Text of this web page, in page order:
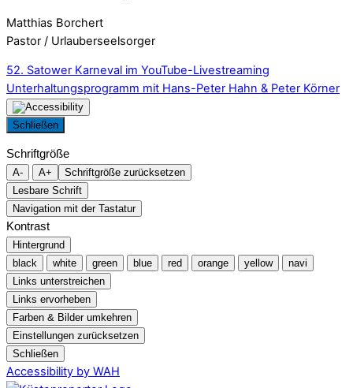
Matthias Borchert
Pastor / Urlauberseelsorger
52. Satower Karneval im YouTube-Livestreaming
Unterhaltungsprogramm mit Hans-Peter Hahn & Peter Körner
Schließen
Schriftgröße
A- A+
Schriftgröße zurücksetzen
Lesbare Schrift
Navigation mit der Tastatur
Kontrast
Hintergrund
black
white green blue red orange yellow
navi
Links unterstreichen
Links ervorheben
Farben & Bilder umkehren
Einstellungen zurücksetzen
Schließen
Accessibility by WAH